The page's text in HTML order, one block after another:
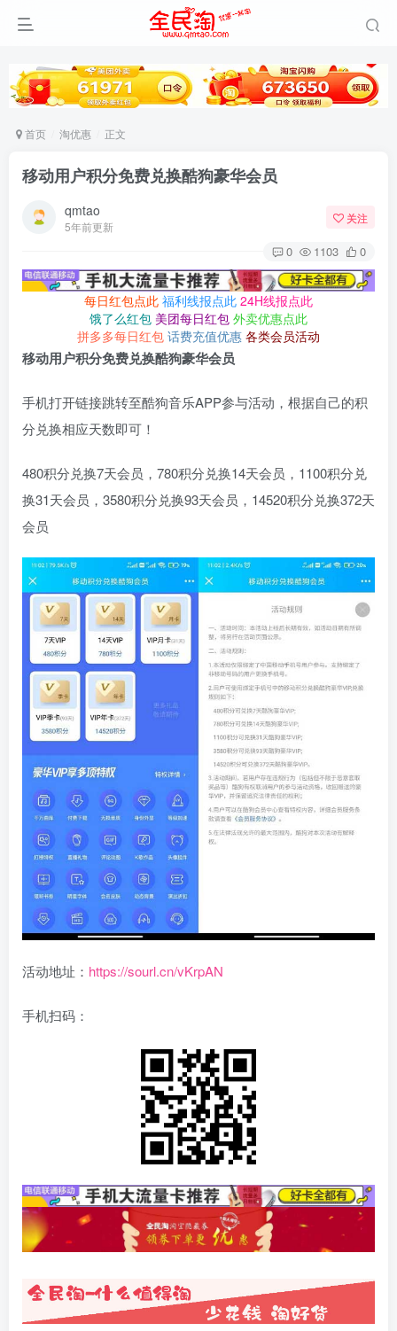
首页 淘优惠 正文
移动用户积分免费兑换酷狗豪华会员
qmtao
5年前更新
关注
0 1103 0
每日红包点此 福利线报点此 24H线报点此
饿了么红包 美团每日红包 外卖优惠点此
拼多多每日红包 话费充值优惠 各类会员活动
移动用户积分免费兑换酷狗豪华会员
手机打开链接跳转至酷狗音乐APP参与活动，根据自己的积
分兑换相应天数即可！
480积分兑换7天会员，780积分兑换14天会员，1100积分兑
换31天会员，3580积分兑换93天会员，14520积分兑换372天
会员
活动地址： https://sourl.cn/vKrpAN
手机扫码：